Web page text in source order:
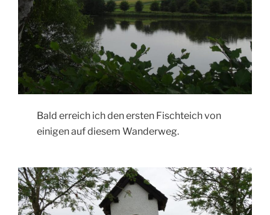
Bald erreich ich den ersten Fischteich von
einigen auf diesem Wanderweg.